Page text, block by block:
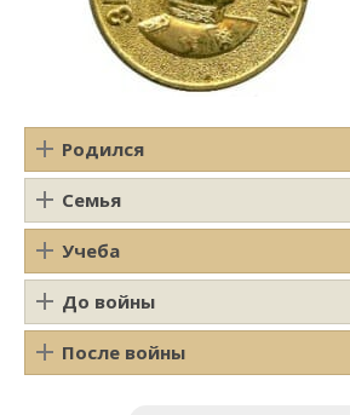
Родился
Семья
Учеба
До войны
После войны